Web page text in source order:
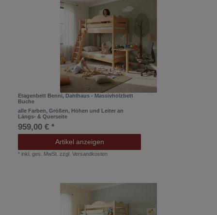
Etagenbett Benni, Dahlhaus - Massivholzbett
Buche
alle Farben, Größen, Höhen und Leiter an
Längs- & Querseite
959,00 € *
Artikel anzeigen
* inkl. ges. MwSt. zzgl.Versandkosten